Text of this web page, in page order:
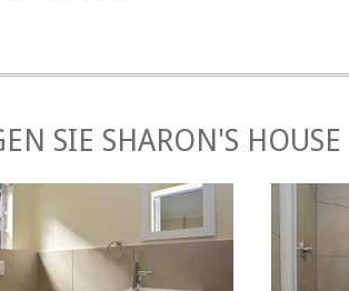
SIE SHARON'S HOUSE